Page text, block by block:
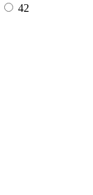
42